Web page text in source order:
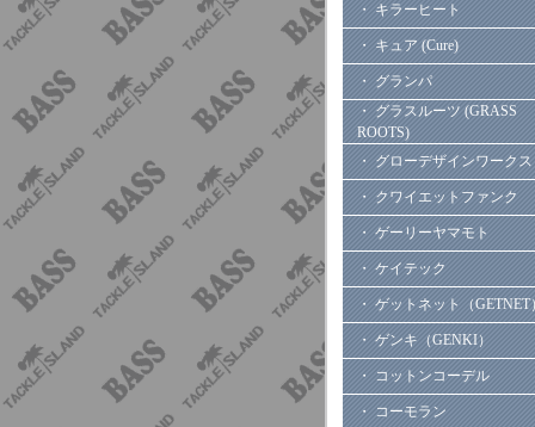
・ キラーヒート
・ キュア (Cure)
・ グランパ
・ グラスルーツ (GRASS
ROOTS)
・ グローデザインワークス
・ クワイエットファンク
・ ゲーリーヤマモト
・ ケイテック
・ ゲットネット（GETNET
・ ゲンキ（GENKI）
・ コットンコーデル
・ コーモラン